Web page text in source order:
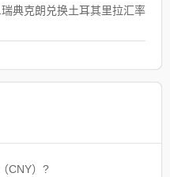
瑞典克朗兑换土耳其里拉汇率
CNY）?